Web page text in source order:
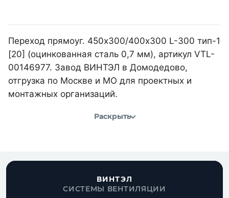
Переход прямоуг. 450х300/400х300 L-300 тип-1
[20] (оцинкованная сталь 0,7 мм), артикул VTL-
00146977. Завод ВИНТЭЛ в Домодедово,
отгрузка по Москве и МО для проектных и
монтажных организаций.
Раскрыть
ВИНТЭЛ
СИСТЕМЫ ВЕНТИЛЯЦИИ